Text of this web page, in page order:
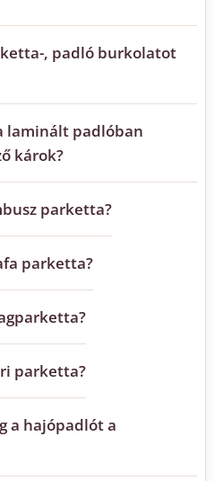
, padló burkolatot
laminált padlóban
károk?
parketta?
parketta?
parketta?
a hajópadlót a